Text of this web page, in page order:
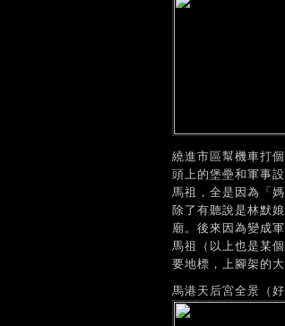
繞進市區幫機車打
頭上的堡壘和軍事
馬祖，全是因為「
除了有聽說是林默
廟。後來因為變成
馬祖（以上也是某
要地標，上腳架的
馬港天后宮全景（